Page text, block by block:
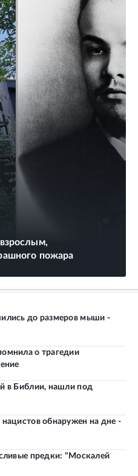
пожара
до размеров мыши -
о трагедии
в Библии, нашли под
обнаружен на дне -
предки: "Москалей